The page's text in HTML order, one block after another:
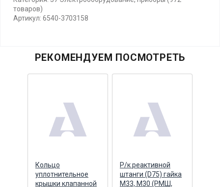
товаров)
Артикул: 6540-3703158
РЕКОМЕНДУЕМ ПОСМОТРЕТЬ
Кольцо
уплотнительное
крышки клапанной
Р/к реактивной
штанги (D75) гайка
М33, М30 (РМШ,